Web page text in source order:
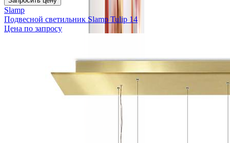
Slamp
Подвесной светильник Slamp Tulip 14
Цена по запросу